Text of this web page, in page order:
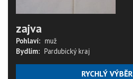
zajva
Pohlaví: muž
Bydlím: Pardubický kraj
RYCHLÝ VÝBĚR